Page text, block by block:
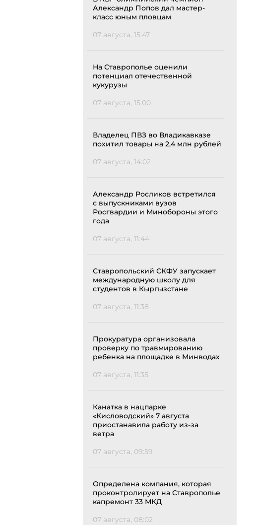
Александр Попов дал мастер-
класс юным пловцам
07 августа, 15:47
На Ставрополье оценили
потенциал отечественной
кукурузы
07 августа, 15:00
Владелец ПВЗ во Владикавказе
похитил товары на 2,4 млн рублей
07 августа, 14:02
Александр Росликов встретился
с выпускниками вузов
Росгвардии и Минобороны этого
года
07 августа, 11:44
Ставропольский СКФУ запускает
международную школу для
студентов в Кыргызстане
07 августа, 11:38
Прокуратура организовала
проверку по травмированию
ребенка на площадке в Минводах
07 августа, 11:35
Канатка в нацпарке
«Кисловодский» 7 августа
приостанавила работу из-за
ветра
07 августа, 09:59
Определена компания, которая
проконтролирует на Ставрополье
капремонт 33 МКД
07 августа, 08:02